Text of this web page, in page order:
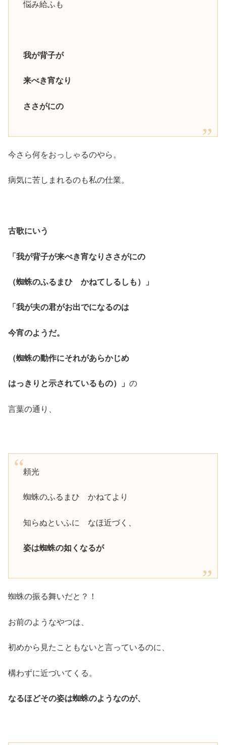
悩み給ふも
我が背子が
来べき宵なり
ささがにの
今さら何をおっしゃるのやら。
病気に苦しまれるのも私の仕業。
古歌にいう
「我が背子が来べき宵なりささがにの
（蜘蛛のふるまひ かねてしるしも）」
「我が夫の君がお出でになるのは
今宵のようだ。
（蜘蛛の動作にそれがあらかじめ
はっきりと示されているもの）」 の
言葉の通り、
頼光
蜘蛛のふるまひ かねてより
知らぬといふに なほ近づく、
姿は蜘蛛の如くなるが
蜘蛛の振る舞いだと？！
お前のようなやつは、
初めから見たこともないと言っているのに、
構わずに近づいてくる。
なるほどその姿は蜘蛛のようなのが、